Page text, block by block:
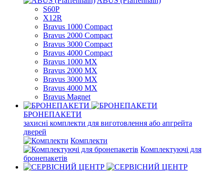
S60P
X12R
Bravus 1000 Compact
Bravus 2000 Compact
Bravus 3000 Compact
Bravus 4000 Compact
Bravus 1000 MX
Bravus 2000 MX
Bravus 3000 MX
Bravus 4000 MX
Bravus Magnet
БРОНЕПАКЕТИ
захисні комплекти для виготовлення або апгрейта
дверей
Комплекти
Комплектуючі для
бронепакетів